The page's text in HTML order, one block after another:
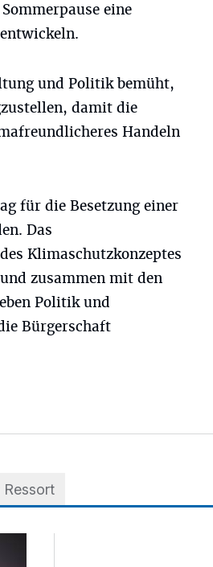
eine
und Politik bemüht,
damit die
Handeln
für die Besetzung einer
Das
Klimaschutzkonzeptes
zusammen mit den
Politik und
Bürgerschaft
Ressort